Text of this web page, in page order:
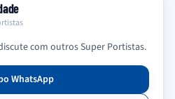
com outros Super Portistas.
WhatsApp